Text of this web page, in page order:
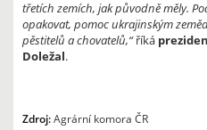
třetích zemích, jak původně měly.
opakovat, pomoc ukrajinským
pěstitelů a chovatelů,“říká
Doležal.
Zdroj:Agrární komora ČR